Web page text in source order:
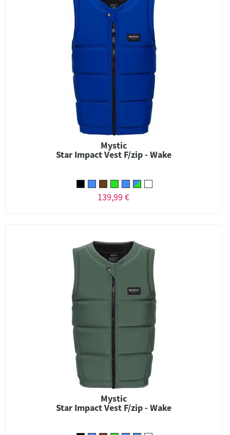
Mystic
Star Impact Vest F/zip - Wake
139,99 €
Mystic
Star Impact Vest F/zip - Wake